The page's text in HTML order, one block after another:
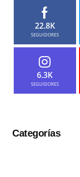
22.8K
SEGUIDORES
6.3K
SEGUIDORES
Categorías